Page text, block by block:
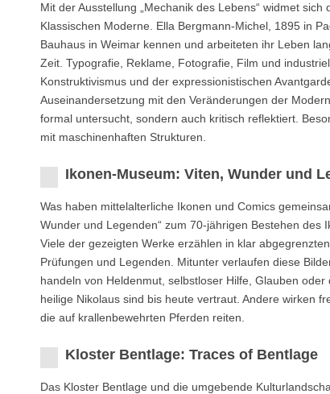
Mit der Ausstellung „Mechanik des Lebens“ widmet
Klassischen Moderne. Ella Bergmann-Michel, 1895 in
Bauhaus in Weimar kennen und arbeiteten ihr Leben
Zeit. Typografie, Reklame, Fotografie, Film und
Konstruktivismus und der expressionistischen
Auseinandersetzung mit den Veränderungen der
formal untersucht, sondern auch kritisch reflektiert.
mit maschinenhaften Strukturen.
Ikonen-Museum: Viten, Wunder und
Was haben mittelalterliche Ikonen und Comics
Wunder und Legenden“ zum 70-jährigen Bestehen des
Viele der gezeigten Werke erzählen in klar
Prüfungen und Legenden. Mitunter verlaufen diese
handeln von Heldenmut, selbstloser Hilfe, Glauben
heilige Nikolaus sind bis heute vertraut. Andere wirken
die auf krallenbewehrten Pferden reiten.
Kloster Bentlage: Traces of Bentlage
Das Kloster Bentlage und die umgebende